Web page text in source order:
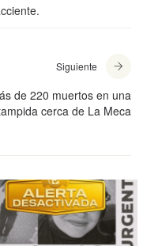
Siguiente
de 220 muertos en una
cerca de La Meca